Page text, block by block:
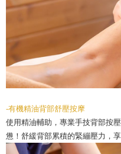
-有機精油背部舒壓按摩
使用精油輔助，專業手技背部按
憊！舒緩背部累積的緊繃壓力，